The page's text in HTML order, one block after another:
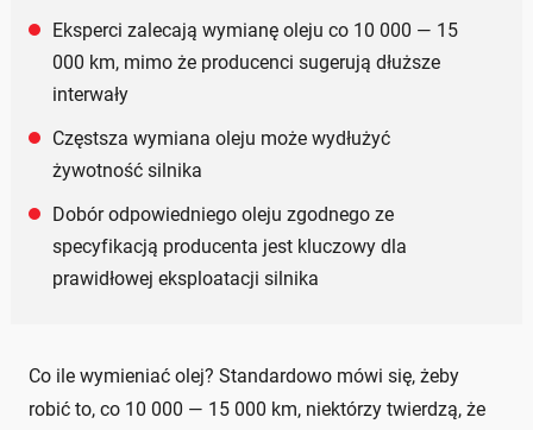
Eksperci zalecają wymianę oleju co 10 000 — 15
000 km, mimo że producenci sugerują dłuższe
interwały
Częstsza wymiana oleju może wydłużyć
żywotność silnika
Dobór odpowiedniego oleju zgodnego ze
specyfikacją producenta jest kluczowy dla
prawidłowej eksploatacji silnika
Co ile wymieniać olej? Standardowo mówi się, żeby
robić to, co 10 000 — 15 000 km, niektórzy twierdzą, że